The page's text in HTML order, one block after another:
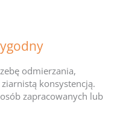
odmierzania,
konsystencją.
zapracowanych lub